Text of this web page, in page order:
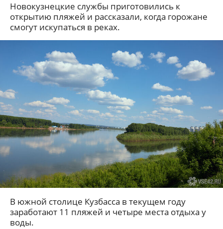
Новокузнецкие службы приготовились к
открытию пляжей и рассказали, когда горожане
смогут искупаться в реках.
В южной столице Кузбасса в текущем году
заработают 11 пляжей и четыре места отдыха у
воды.